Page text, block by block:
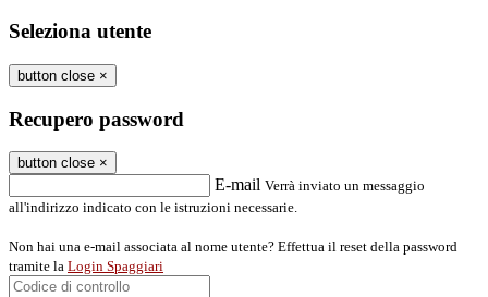
Seleziona utente
button close ×
Recupero password
button close ×
E-mail Verrà inviato un messaggio
all'indirizzo indicato con le istruzioni necessarie.
Non hai una e-mail associata al nome utente? Effettua il reset della password
tramite la Login Spaggiari